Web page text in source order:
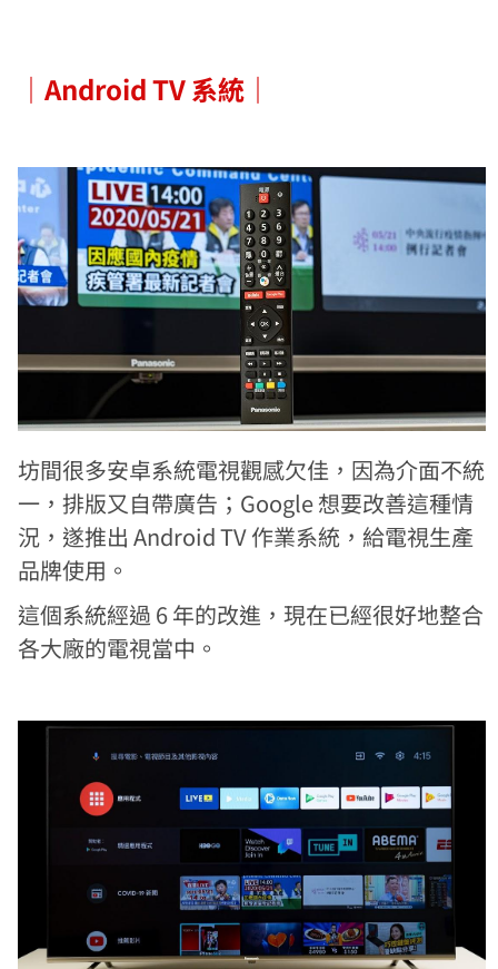
｜Android TV 系統 ｜
坊間很多安卓系統電視觀感欠佳，因為介面不統
一，排版又自帶廣告；Google 想要改善這種情
況，遂推出 Android TV 作業系統，給電視生產
品牌使用。
這個系統經過 6 年的改進，現在已經很好地整合
各大廠的電視當中。